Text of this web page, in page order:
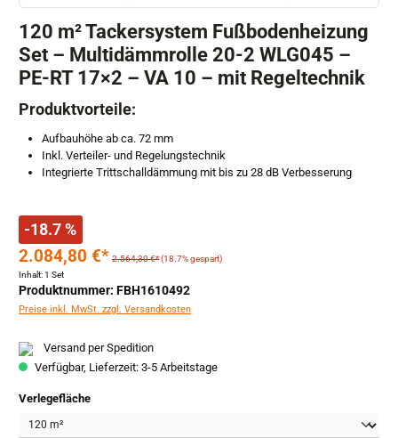
120 m² Tackersystem Fußbodenheizung
Set – Multidämmrolle 20-2 WLG045 –
PE-RT 17×2 – VA 10 – mit Regeltechnik
Produktvorteile:
Aufbauhöhe ab ca. 72 mm
Inkl. Verteiler- und Regelungstechnik
Integrierte Trittschalldämmung mit bis zu 28 dB Verbesserung
-18.7 %
2.084,80 €* 2.564,30 €*(18.7% gespart)
Inhalt:1 Set
Produktnummer: FBH1610492
Preise inkl. MwSt. zzgl. Versandkosten
Versand per Spedition
Verfügbar, Lieferzeit: 3-5 Arbeitstage
Verlegeflächeauswählen